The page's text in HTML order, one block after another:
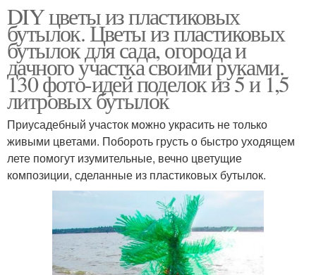
DIY цветы из пластиковых
бутылок. Цветы из пластиковых
бутылок для сада, огорода и
дачного участка своими руками.
130 фото-идей поделок из 5 и 1,5
литровых бутылок
Приусадебный участок можно украсить не только
живыми цветами. Побороть грусть о быстро уходящем
лете помогут изумительные, вечно цветущие
композиции, сделанные из пластиковых бутылок.